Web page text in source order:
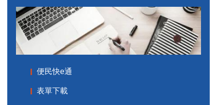
便民快e通
表單下載